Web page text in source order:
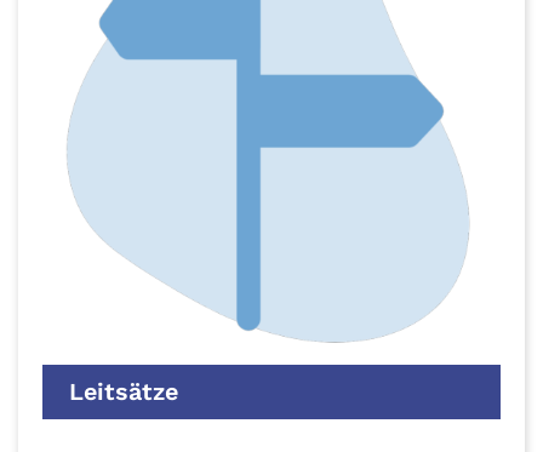
Leitsätze